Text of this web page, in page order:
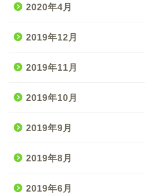
2020年4月
2019年12月
2019年11月
2019年10月
2019年9月
2019年8月
2019年6月